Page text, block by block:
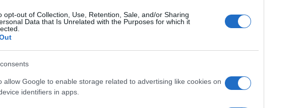
opt-out of Collection, Use, Retention, Sale, and/or Sharing
Data that Is Unrelated with the Purposes for which it
allow Google to enable storage related to advertising like cookies on
identifiers in apps.